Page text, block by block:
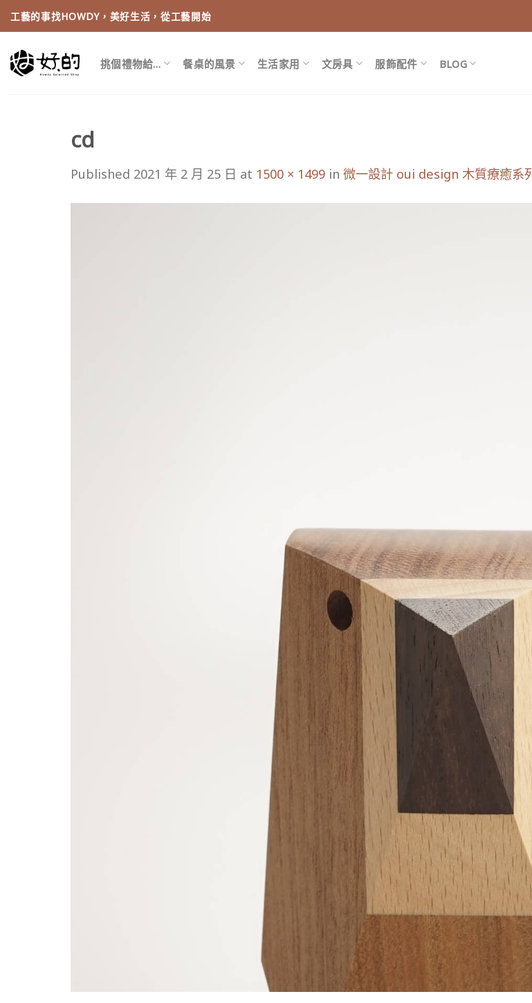
Skip
to
content
工藝的事找HOWDY，美好生活，從工藝開始
挑個禮物給… 餐桌的風景 生活家用 文房具 服飾配件 BLOG
cd
Published 2021 年 2 月 25 日 at 1500 × 1499 in 微一設計 oui design 木質療癒系